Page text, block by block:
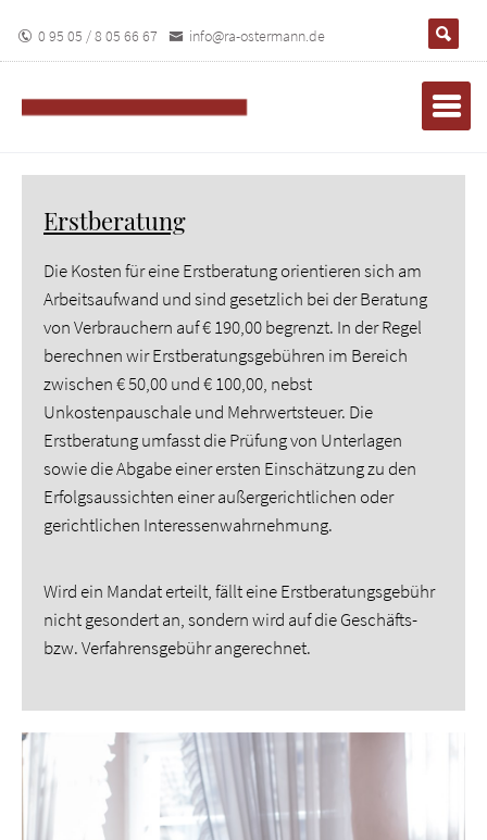
0 95 05 / 8 05 66 67 info@ra-ostermann.de
Erstberatung
Die Kosten für eine Erstberatung orientieren sich am
Arbeitsaufwand und sind gesetzlich bei der Beratung
von Verbrauchern auf € 190,00 begrenzt. In der Regel
berechnen wir Erstberatungsgebühren im Bereich
zwischen € 50,00 und € 100,00, nebst
Unkostenpauschale und Mehrwertsteuer. Die
Erstberatung umfasst die Prüfung von Unterlagen
sowie die Abgabe einer ersten Einschätzung zu den
Erfolgsaussichten einer außergerichtlichen oder
gerichtlichen Interessenwahrnehmung.
Wird ein Mandat erteilt, fällt eine Erstberatungsgebühr
nicht gesondert an, sondern wird auf die Geschäfts-
bzw. Verfahrensgebühr angerechnet.